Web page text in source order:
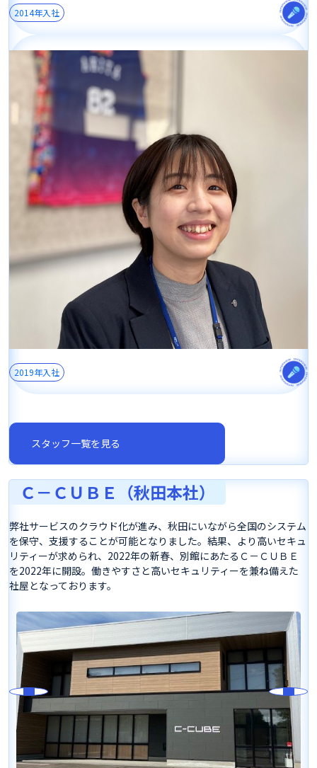
2014年入社
2019年入社
スタッフ一覧を見る
Ｃ－ＣＵＢＥ（秋田本社）
弊社サービスのクラウド化が進み、秋田にいながら全国のシステム
を保守、支援することが可能となりました。結果、より高いセキュ
リティーが求められ、2022年の新春、別館にあたるＣ－ＣＵＢＥ
を2022年に開設。働きやすさと高いセキュリティーを兼ね備えた
社屋となっております。